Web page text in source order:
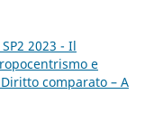
2023 - Il
e
comparato – A